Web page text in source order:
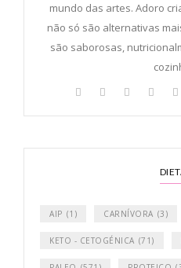
mundo das artes. Adoro
não só são alternativas
são saborosas,
AIP (1) CARNÍVORA (3)
KETO - CETOGÉNICA (71)